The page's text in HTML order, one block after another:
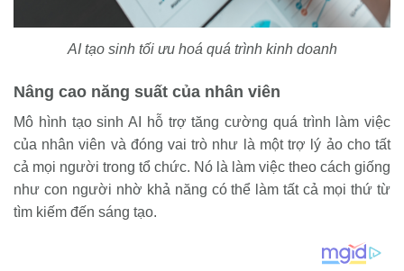
AI tạo sinh tối ưu hoá quá trình kinh doanh
Nâng cao năng suất của nhân viên
Mô hình tạo sinh AI hỗ trợ tăng cường quá trình làm việc
của nhân viên và đóng vai trò như là một trợ lý ảo cho tất
cả mọi người trong tổ chức. Nó là làm việc theo cách giống
như con người nhờ khả năng có thể làm tất cả mọi thứ từ
tìm kiếm đến sáng tạo.